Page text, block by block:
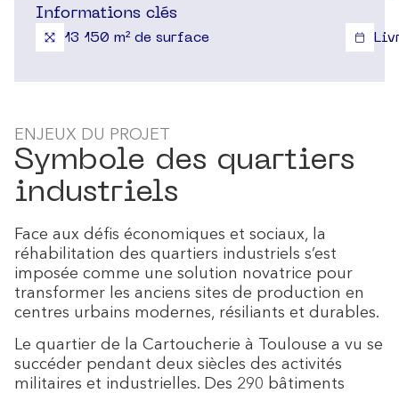
Informations clés
13 150 m² de surface
ENJEUX DU PROJET
Symbole des quartiers
industriels
Face aux défis économiques et sociaux, la
réhabilitation des quartiers industriels s’est
imposée comme une solution novatrice pour
transformer les anciens sites de production en
centres urbains modernes, résiliants et durables.
Le quartier de la Cartoucherie à Toulouse a vu se
succéder pendant deux siècles des activités
militaires et industrielles. Des 290 bâtiments